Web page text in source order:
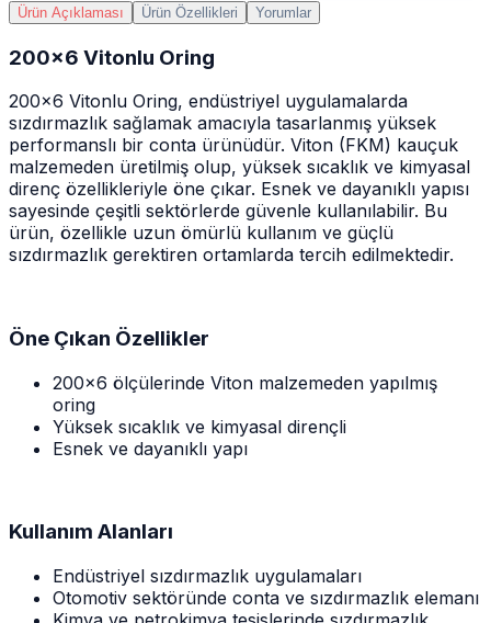
Ürün Açıklaması Ürün Özellikleri Yorumlar
200x6 Vitonlu Oring
200x6 Vitonlu Oring, endüstriyel uygulamalarda
sızdırmazlık sağlamak amacıyla tasarlanmış yüksek
performanslı bir conta ürünüdür. Viton (FKM) kauçuk
malzemeden üretilmiş olup, yüksek sıcaklık ve kimyasal
direnç özellikleriyle öne çıkar. Esnek ve dayanıklı yapısı
sayesinde çeşitli sektörlerde güvenle kullanılabilir. Bu
ürün, özellikle uzun ömürlü kullanım ve güçlü
sızdırmazlık gerektiren ortamlarda tercih edilmektedir.
Öne Çıkan Özellikler
200x6 ölçülerinde Viton malzemeden yapılmış
oring
Yüksek sıcaklık ve kimyasal dirençli
Esnek ve dayanıklı yapı
Kullanım Alanları
Endüstriyel sızdırmazlık uygulamaları
Otomotiv sektöründe conta ve sızdırmazlık elemanı